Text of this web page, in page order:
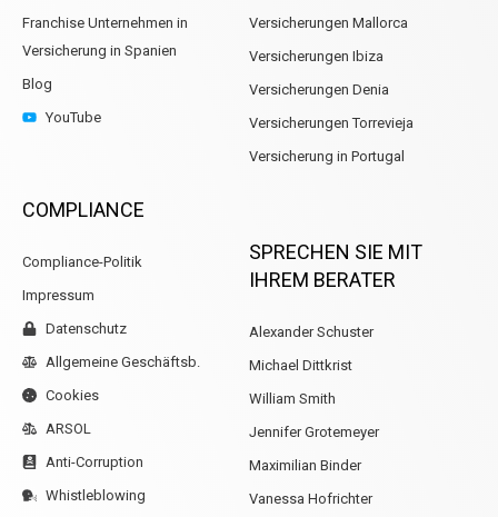
Franchise Unternehmen in
Versicherung in Spanien
Blog
YouTube
COMPLIANCE
Compliance-Politik
Impressum
Datenschutz
Allgemeine Geschäftsb.
Cookies
ARSOL
Anti-Corruption
Whistleblowing
Versicherungen Mallorca
Versicherungen Ibiza
Versicherungen Denia
Versicherungen Torrevieja
Versicherung in Portugal
SPRECHEN SIE MIT
IHREM BERATER
Alexander Schuster
Michael Dittkrist
William Smith
Jennifer Grotemeyer
Maximilian Binder
Vanessa Hofrichter